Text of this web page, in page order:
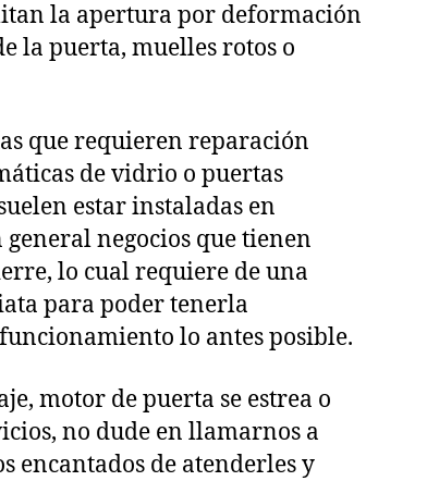
la apertura por deformación
la puerta, muelles rotos o
que requieren reparación
de vidrio o puertas
estar instaladas en
negocios que tienen
lo cual requiere de una
para poder tenerla
lo antes posible.
motor de puerta se estrea o
no dude en llamarnos a
encantados de atenderles y